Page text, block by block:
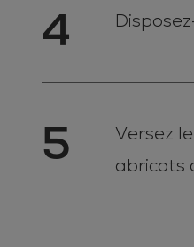
4
5
Versez
abricots